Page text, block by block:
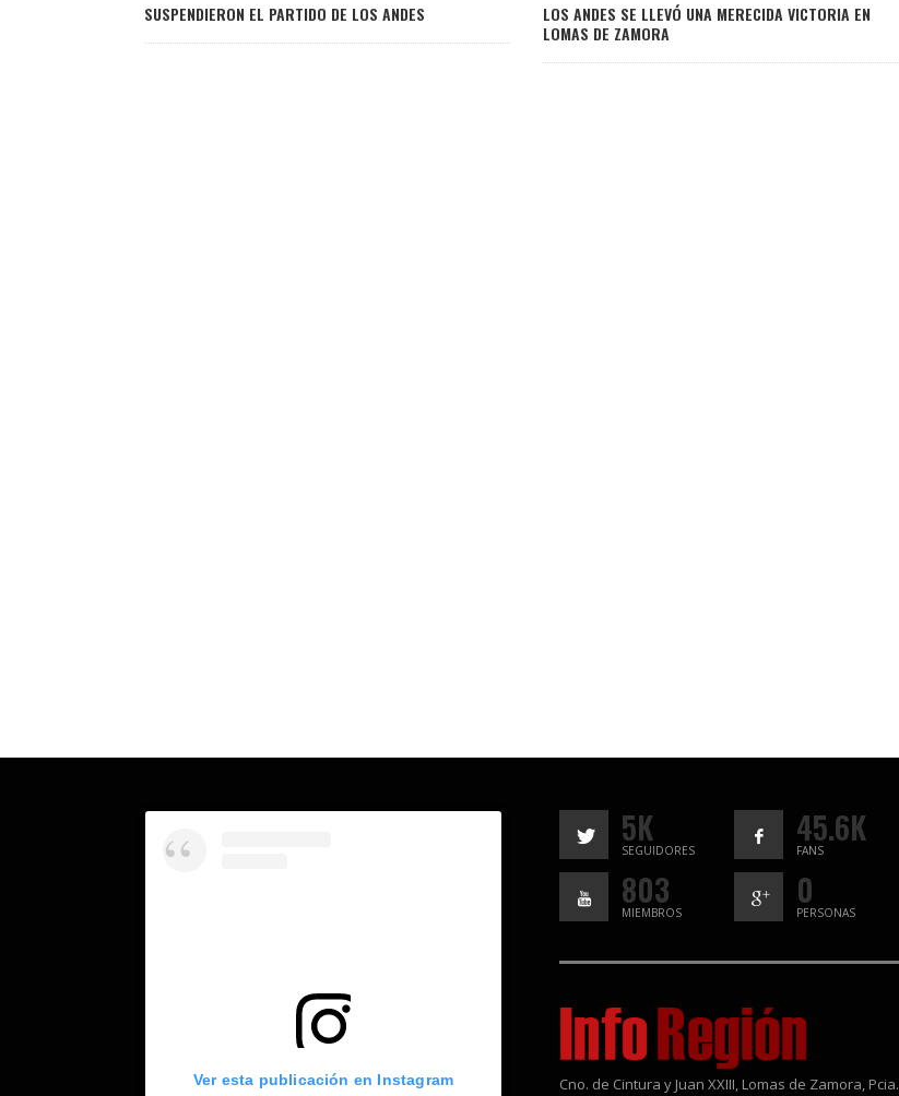
SUSPENDIERON EL PARTIDO DE LOS ANDES
LOS ANDES SE LLEVÓ UNA MERECIDA VICTORIA EN
LOMAS DE ZAMORA
Ver esta publicación en Instagram
5K
SEGUIDORES
45.6K
FANS
803
MIEMBROS
0
PERSONAS
Cno. de Cintura y Juan XXIII, Lomas de Zamora, Pcia.